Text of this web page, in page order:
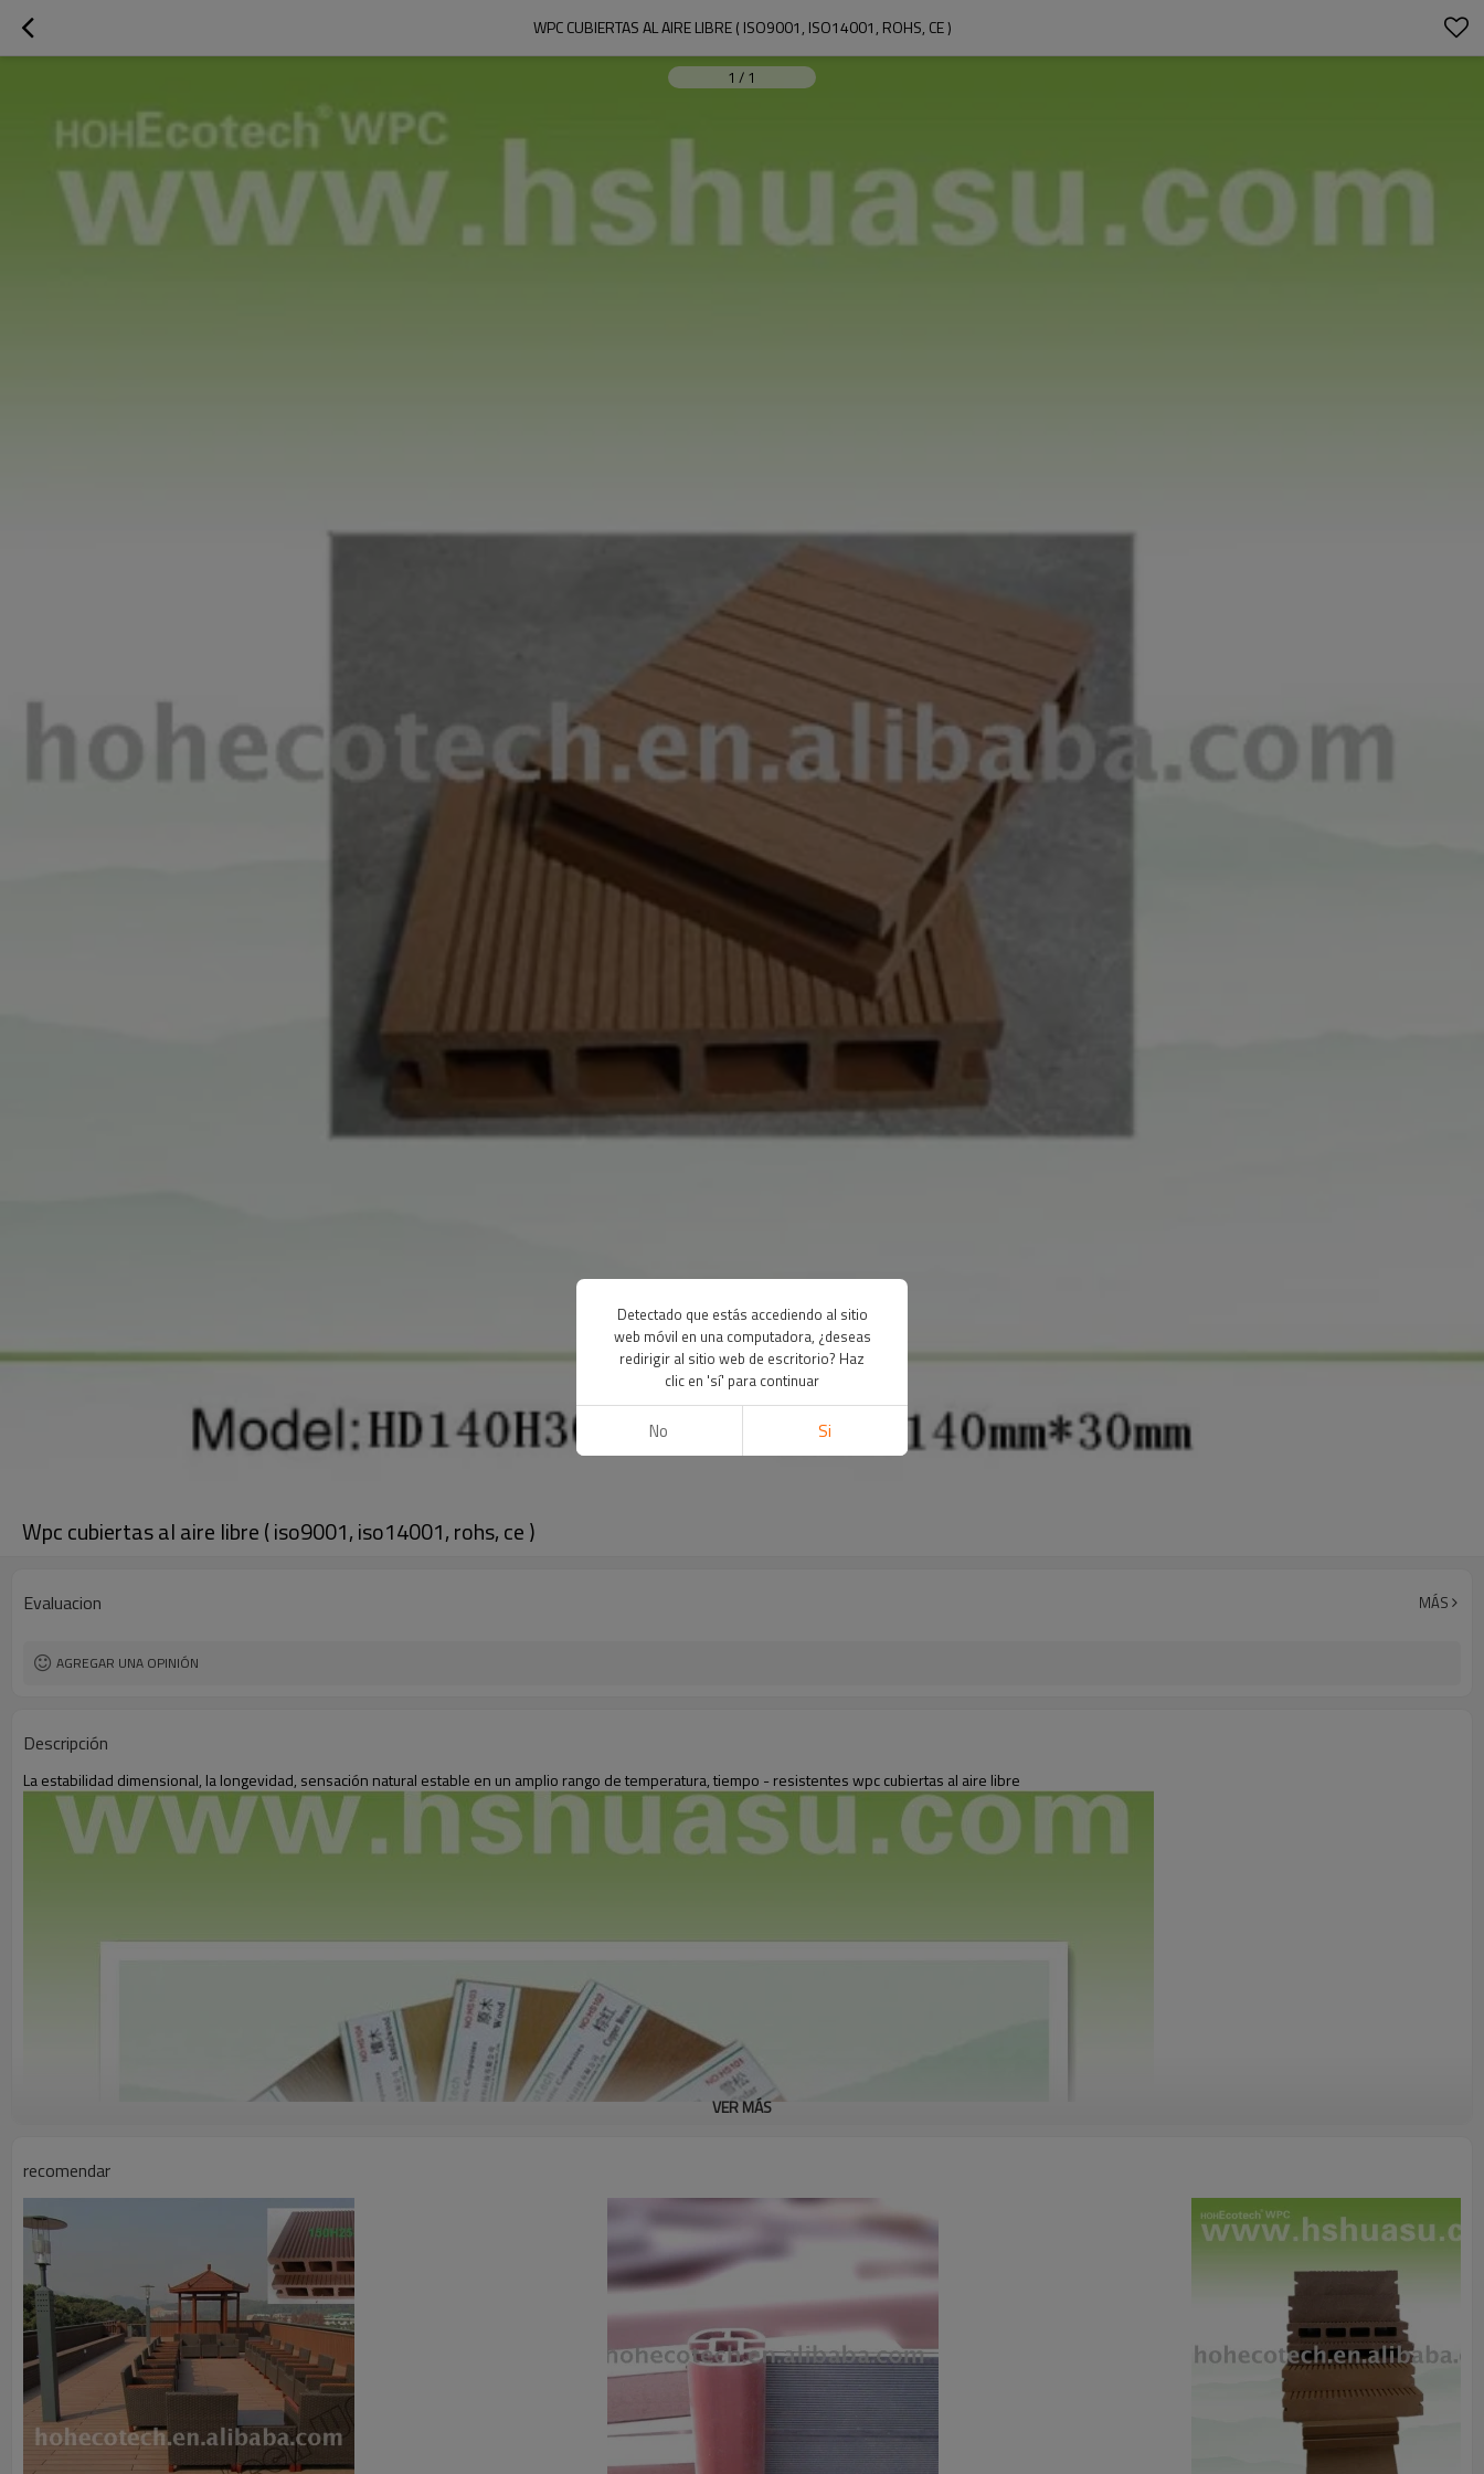
WPC CUBIERTAS AL AIRE LIBRE ( ISO9001, ISO14001, ROHS, CE )
1 / 1
Wpc cubiertas al aire libre ( iso9001, iso14001, rohs, ce )
Evaluacion MÁS
AGREGAR UNA OPINIÓN
Descripción
La estabilidad dimensional, la longevidad, sensación natural estable en un amplio rango de temperatura, tiempo - resistentes wpc cubiertas al aire libre
VER MÁS
recomendar
Detectado que estás accediendo al sitio
web móvil en una computadora, ¿deseas
redirigir al sitio web de escritorio? Haz
clic en 'sí' para continuar
No Si